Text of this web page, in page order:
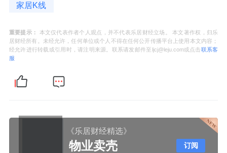
家居K线
重要提示：
本文仅代表作者个人观点，并不代表乐居财经立场。 本文著作权，归乐
居财经所有。未经允许，任何单位或个人不得在任何公开传播平台上使用本文内容；
经允许进行转载或引用时，请注明来源。联系请发邮件至ljcj@leju.com或点击联系客
服
《乐居财经精选》
物业卖壳 订阅